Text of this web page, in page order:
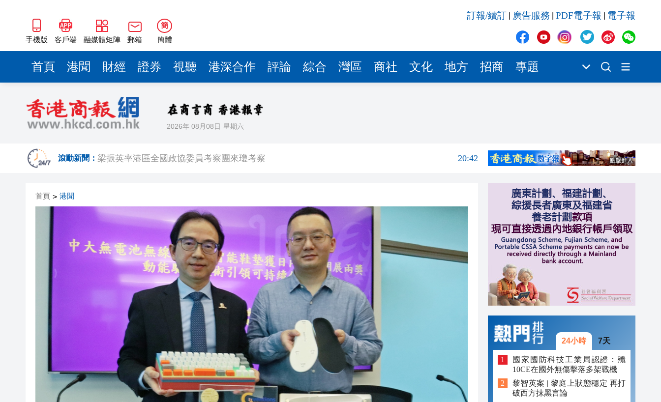
手機版 客戶端 融媒體矩陣 郵箱
簡
簡體
訂報/續訂 廣告服務 PDF電子報 電子報
首頁 港聞 財經 證券 視聽 港深合作 評論 綜合 灣區 商社 文化 地方 招商 專題
2026年 08月08日 星期六
滾動新聞：
山東26戶省屬國企去年合計營收2.58萬億 利潤總額近936億
20:40
瀋陽鐵西校園閱讀活動解鎖閱讀新玩法
閩粵贛三地漢樂藝術家齊聚深圳，共奏客家文化傳承新篇章
20:34
50餘位頂尖專家共話時代命題
海南澄邁文儒煥新升級 五組數據見證文儒沉香從傳統邁向現代
2025年海南儋州以舊換新帶動消費約18億元
20:41
閩粵贛三地漢樂藝術家齊聚深圳，共奏客家文化傳承新篇章
有片丨外交部回應特朗普委內瑞拉石油言論 拉美國家有權自主選擇合作夥伴
50餘位頂尖專家共話時代命題
20:55
海南澄邁文儒煥新升級 五組數據見證文儒沉香從傳統邁向現代
梁振英率港區全國政協委員考察團來瓊考察
2025年海南儋州以舊換新帶動消費約18億元
山東26戶省屬國企去年合計營收2.58萬億 利潤總額近936億
瀋陽鐵西校園閱讀活動解鎖閱讀新玩法
閩粵贛三地漢樂藝術家齊聚深圳，共奏客家文化傳承新篇章
有片丨外交部回應特朗普委內瑞拉石油言論 拉美國家有權自主選擇合作夥伴
20:31
首頁 > 港聞
24小時 7天
國家國防科技工業局認證：殲
10CE在國外無傷擊落多架戰機
黎智英案 | 黎庭上狀態穩定 再打
破西方抹黑言論